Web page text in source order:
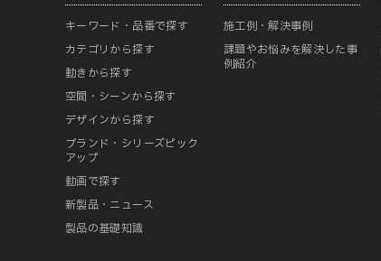
キーワード・品番で探す
カテゴリから探す
動きから探す
空間・シーンから探す
デザインから探す
ブランド・シリーズピック
アップ
動画で探す
新製品・ニュース
製品の基礎知識
施工例・解決事例
課題やお悩みを解決した事
例紹介